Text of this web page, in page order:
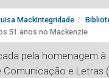
MackIntegridade
51 anos no Mackenzie
pela homenagem
e Letras